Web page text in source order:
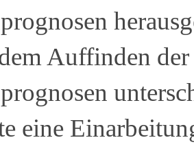
Auffinden
eine